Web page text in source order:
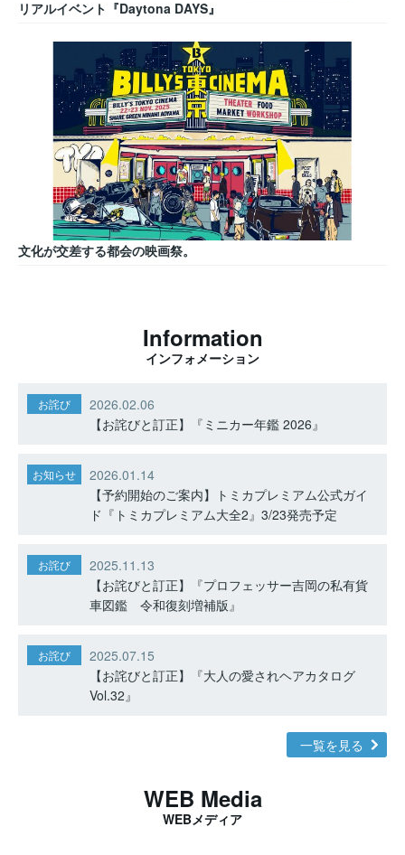
リアルイベント『Daytona DAYS』
文化が交差する都会の映画祭。
Information
インフォメーション
お詫び
2026.02.06
【お詫びと訂正】『ミニカー年鑑 2026』
お知らせ
2026.01.14
【予約開始のご案内】トミカプレミアム公式ガイ
ド『トミカプレミアム大全2』3/23発売予定
お詫び
2025.11.13
【お詫びと訂正】『プロフェッサー吉岡の私有貨
車図鑑 令和復刻増補版』
お詫び
2025.07.15
【お詫びと訂正】『大人の愛されヘアカタログ
Vol.32』
一覧を見る
WEB Media
WEBメディア